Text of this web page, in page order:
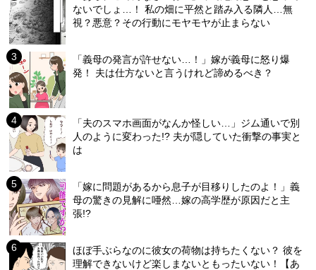
ないでしょ…！ 私の畑に平然と踏み入る隣人…無
視？悪意？その行動にモヤモヤが止まらない
「義母の発言が許せない…！」嫁が義母に怒り爆
発！ 夫は仕方ないと言うけれど諦めるべき？
「夫のスマホ画面がなんか怪しい…」ジム通いで別
人のように変わった!? 夫が隠していた衝撃の事実と
は
「嫁に問題があるから息子が目移りしたのよ！」義
母の驚きの見解に唖然…嫁の高学歴が原因だと主
張!?
ほぼ手ぶらなのに彼女の荷物は持ちたくない？ 彼を
理解できないけど楽しまないともったいない！【あ